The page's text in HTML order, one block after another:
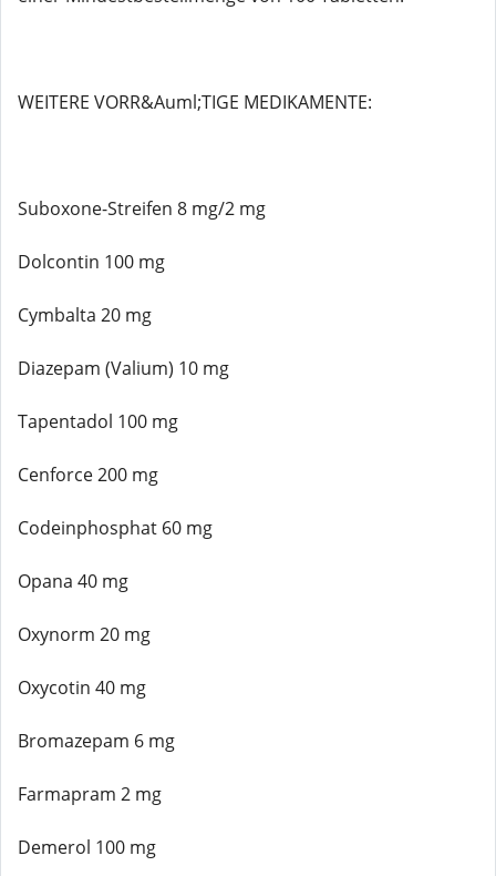
WEITERE VORR&Auml;TIGE MEDIKAMENTE:
Suboxone-Streifen 8 mg/2 mg
Dolcontin 100 mg
Cymbalta 20 mg
Diazepam (Valium) 10 mg
Tapentadol 100 mg
Cenforce 200 mg
Codeinphosphat 60 mg
Opana 40 mg
Oxynorm 20 mg
Oxycotin 40 mg
Bromazepam 6 mg
Farmapram 2 mg
Demerol 100 mg